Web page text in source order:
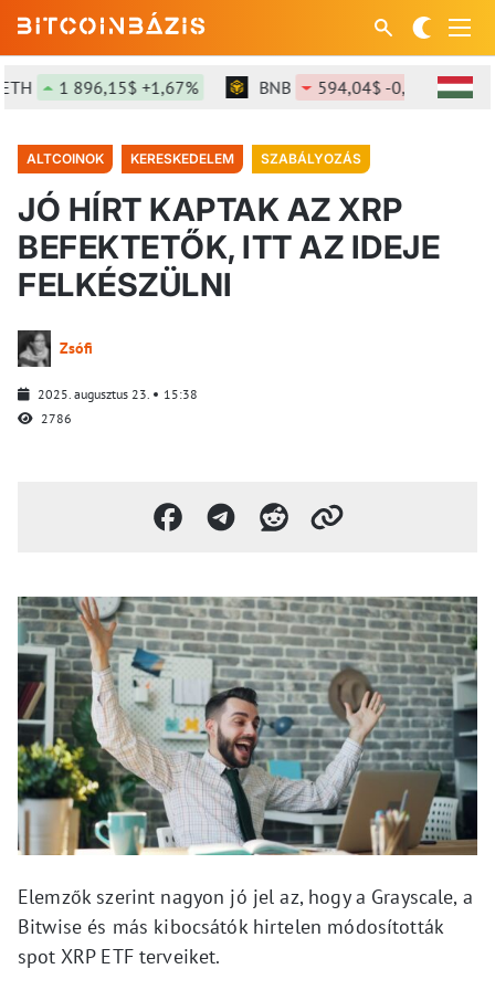
1 896,15$ +1,67% BNB 594,04$ -0,73%
ALTCOINOK KERESKEDELEM SZABÁLYOZÁS
JÓ HÍRT KAPTAK AZ XRP
BEFEKTETŐK, ITT AZ IDEJE
FELKÉSZÜLNI
Zsófi
2025. augusztus 23.
15:38
2786
Elemzők szerint nagyon jó jel az, hogy a Grayscale, a
Bitwise és más kibocsátók hirtelen módosították
spot XRP ETF terveiket.